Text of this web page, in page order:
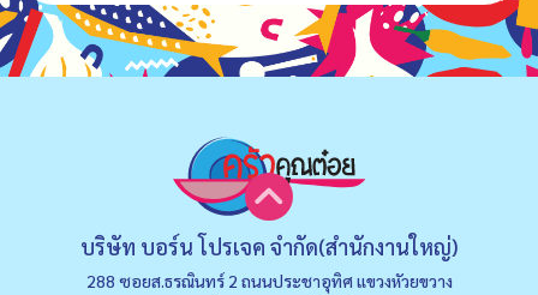
บริษัท บอร์น โปรเจค จำกัด(สำนักงานใหญ่)
288 ซอยส.ธรณินทร์ 2 ถนนประชาอุทิศ แขวงหัวยขวาง